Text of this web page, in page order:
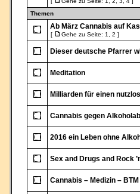
Themen
Ab März Cannabis auf
[ Gehe zu Seite: 1 2 ]
Dieser deutsche Pfarrer
Meditation
Milliarden für einen
Cannabis gegen
2016 ein Leben ohne
Sex and Drugs and Rock
Cannabis – Medizin – BTM